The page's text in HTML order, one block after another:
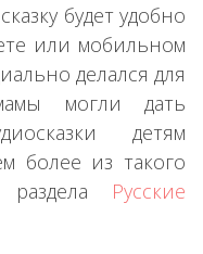
будет удобно
или мобильном
делался для
могли дать
детям
более из такого
Русские